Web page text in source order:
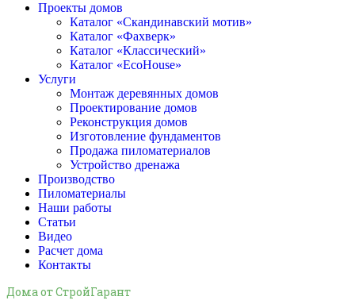
Проекты домов
Каталог «Скандинавский мотив»
Каталог «Фахверк»
Каталог «Классический»
Каталог «EcoHouse»
Услуги
Монтаж деревянных домов
Проектирование домов
Реконструкция домов
Изготовление фундаментов
Продажа пиломатериалов
Устройство дренажа
Производство
Пиломатериалы
Наши работы
Статьи
Видео
Расчет дома
Контакты
Дома от СтройГарант